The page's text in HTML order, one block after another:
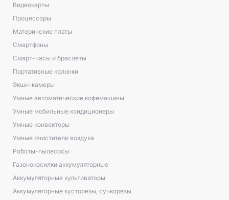
Видеокарты
Процессоры
Материнские платы
Смартфоны
Смарт-часы и браслеты
Портативные колонки
Экшн-камеры
Умные автоматические кофемашины
Умные мобильные кондиционеры
Умные конвекторы
Умные очистители воздуха
Роботы-пылесосы
Газонокосилки аккумуляторные
Аккумуляторные культиваторы
Аккумуляторные кусторезы, сучкорезы